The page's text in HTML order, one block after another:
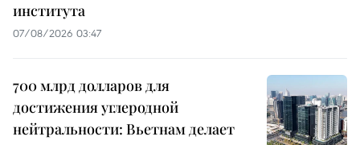
института
07/08/2026 03:47
700 млрд долларов для
достижения углеродной
нейтральности: Вьетнам делает